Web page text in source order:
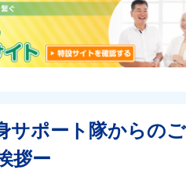
サポート隊からのご
拶ー